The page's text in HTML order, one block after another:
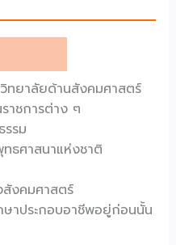
วิทยาลัยด้านสังคมศาสตร์
าชการต่าง ๆ
รรม
ทธศาสนาแห่งชาติ
งคมศาสตร์
าประกอบอาชีพอยู่ก่อนนั้น